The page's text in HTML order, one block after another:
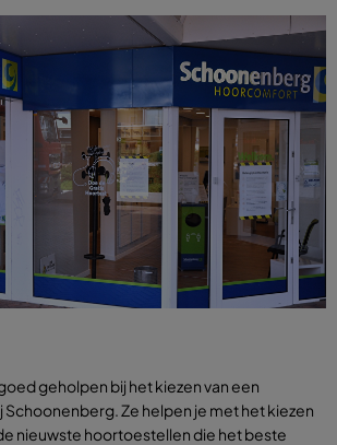
geholpen bij het kiezen van een
Schoonenberg. Ze helpen je met het kiezen
nieuwste hoortoestellen die het beste